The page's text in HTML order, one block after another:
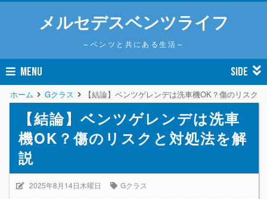
メルセデスベンツライフ
～ベンツと共にある生活～
MENU SIDE
ホーム Gクラス 【結論】ベンツゲレンデは洗車機OK？傷のリスク
【結論】ベンツゲレンデは洗車
機OK？傷のリスクと対処法を解
説
2025年8月14日木曜日 Gクラス